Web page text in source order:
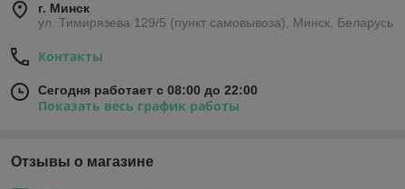
г. Минск
ул. Тимирязева 129/5 (пункт самовывоза), Минск, Беларусь
Контакты
Сегодня работает с 08:00 до 22:00
Показать весь график работы
Отзывы о магазине